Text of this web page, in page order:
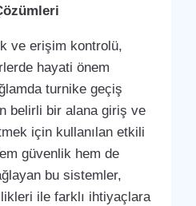
ve erişim kontrolü,
hayati önem
turnike geçiş
belirli bir alana giriş ve
için kullanılan etkili
güvenlik hem de
bu sistemler,
ile farklı ihtiyaçlara